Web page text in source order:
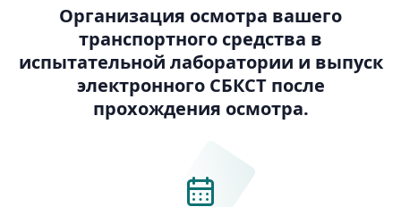
Организация осмотра вашего
транспортного средства в
испытательной лаборатории и выпуск
электронного СБКСТ после
прохождения осмотра.